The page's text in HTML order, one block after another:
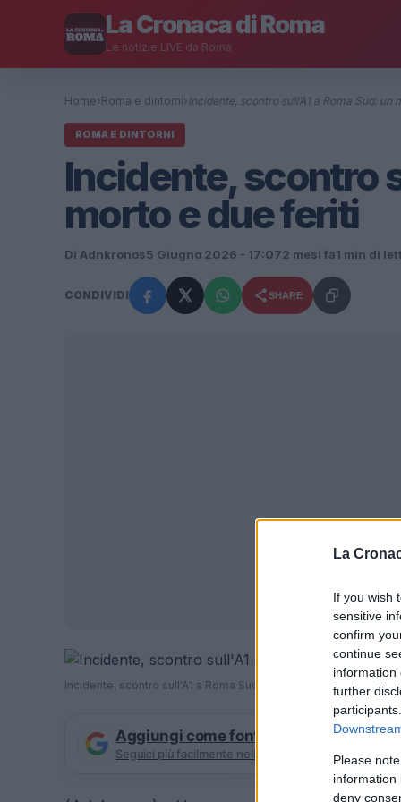
La
If you wish
sensitive
confirm
continue
information
further
Please
information
deny
La Cronaca di Roma
Le notizie LIVE da Roma
Home› Roma e dintorni› Incidente, scontro sull’A1 a Roma Sud: un
ROMA E DINTORNI
Incidente, scontro
morto e due feriti
Di Adnkronos5 Giugno 2026 - 17:072 mesi fa1 min di
CONDIVIDI SHARE
Incidente, scontro sull'A1 a Roma Sud: un morto e due feriti
Aggiungi come fonte preferita su
Seguici più facilmente nelle notizie consigliate